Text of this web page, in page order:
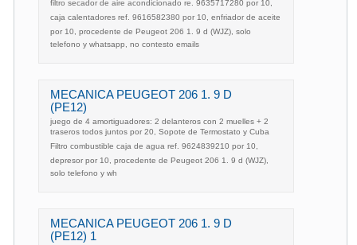
filtro secador de aire acondicionado re. 9635717280 por 10,
caja calentadores ref. 9616582380 por 10, enfriador de aceite
por 10, procedente de Peugeot 206 1. 9 d (WJZ), solo
telefono y whatsapp, no contesto emails
MECANICA PEUGEOT 206 1. 9 D
(PE12)
juego de 4 amortiguadores: 2 delanteros con 2 muelles + 2
traseros todos juntos por 20, Sopote de Termostato y Cuba
Filtro combustible caja de agua ref. 9624839210 por 10,
depresor por 10, procedente de Peugeot 206 1. 9 d (WJZ),
solo telefono y wh
MECANICA PEUGEOT 206 1. 9 D
(PE12) 1